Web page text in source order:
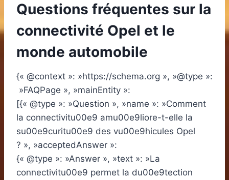
Questions fréquentes sur la
connectivité Opel et le
monde automobile
{« @context »: »https://schema.org », »@type »:
»FAQPage », »mainEntity »:
[{« @type »: »Question », »name »: »Comment
la connectivitu00e9 amu00e9liore-t-elle la
su00e9curitu00e9 des vu00e9hicules Opel
? », »acceptedAnswer »:
{« @type »: »Answer », »text »: »La
connectivitu00e9 permet la du00e9tection